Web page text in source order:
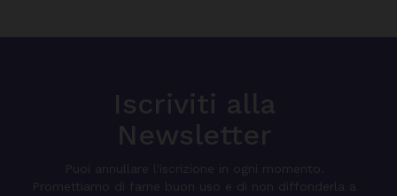
Iscriviti alla
Newsletter
Puoi annullare l'iscrizione in ogni momento.
Promettiamo di farne buon uso e di non diffonderla a